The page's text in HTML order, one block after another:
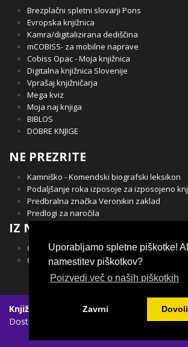
Brezplačni spletni slovarji Pons
Evropska knjižnica
Kamra/digitalizirana dediščina
mCOBISS- za mobilne naprave
Cobiss Opac - Moja knjižnica
Digitalna knjižnica Slovenije
Vprašaj knjižničarja
Mega kviz
Moja naj knjiga
BIBLOS
DOBRE KNJIGE
NE PREZRITE
Kamniško - Komendski biografski leksikon
Podaljšanje roka izposoje za izposojeno
Predbralna značka Veronikin zaklad
Predlogi za naročila
IZ NAŠE OBČINE
Občina Kamnik
Občina Komenda
Knjižnica Franceta Balantiča Kamnik |
Dostopnost vsebin
Uporabljamo spletne piškotke!
namestitev piškotkov?
Poizvedi več o naših piškotkih
Zavrni